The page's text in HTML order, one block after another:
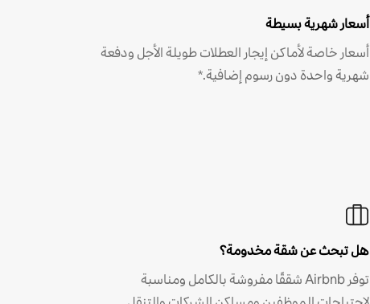
أسعار شهرية بسيطة
أسعار خاصة لأماكن إيجار العطلات طويلة الأجل ودفعة
شهرية واحدة دون رسوم إضافية.*
هل تبحث عن شقة مخدومة؟
توفر Airbnb شققًا مفروشة بالكامل ومناسبة